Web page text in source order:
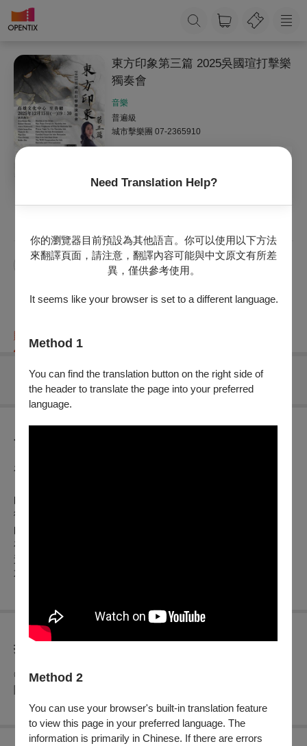
Need Translation Help?
你的瀏覽器目前預設為其他語言。你可以使用以下方法
來翻譯頁面，請注意，翻譯內容可能與中文原文有所差
異，僅供參考使用。
It seems like your browser is set to a different language.
Method 1
You can find the translation button on the right side of
the header to translate the page into your preferred
language.
Method 2
You can use your browser's built-in translation feature
to view this page in your preferred language. The
information is primarily in Chinese. If there are errors
東方印象第三篇 2025吳國瑄打擊樂
獨奏會
音樂
普遍級
城市擊樂團 07-2365910
打擊樂 獨奏會
購票資訊
無可售場次
節目介紹
在節奏的世界裡，鼓聲是最原始、最直接的語言。
的色彩與氣韻。
從古典與現代的融合，由亞洲作曲家們，將東方意象化為聲音
的畫卷──
在動靜之間，展現細膩而深遠的東方聲響之美。
這場音樂會結合傳統與現代、器樂與舞台的表現，
不僅是一次聲音的旅程，更是一場文化與節奏的對話。
折扣方案
◎身心障礙人士及陪同者1名購票5折優待，入場時應出示身心